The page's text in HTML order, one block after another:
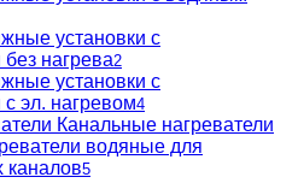
установки с
нагрева2
установки с
эл. нагревом4
Канальные нагреватели
водяные для
каналов5